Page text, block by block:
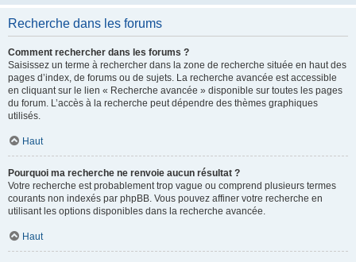
Recherche dans les forums
Comment rechercher dans les forums ?
Saisissez un terme à rechercher dans la zone de recherche située en haut des
pages d’index, de forums ou de sujets. La recherche avancée est accessible
en cliquant sur le lien « Recherche avancée » disponible sur toutes les pages
du forum. L’accès à la recherche peut dépendre des thèmes graphiques
utilisés.
Haut
Pourquoi ma recherche ne renvoie aucun résultat ?
Votre recherche est probablement trop vague ou comprend plusieurs termes
courants non indexés par phpBB. Vous pouvez affiner votre recherche en
utilisant les options disponibles dans la recherche avancée.
Haut